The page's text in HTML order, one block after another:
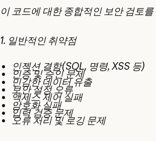
이 코드에 대한 종합적인 보안 검토
1. 일반적인 취약점
인젝션 결함(SQL, 명령, XSS 등)
인증 및 승인 문제
민감한 데이터 유출
보안 설정 오류
액세스 제어 실패
암호화 실패
입력 검증 문제
오류 처리 및 로깅 문제